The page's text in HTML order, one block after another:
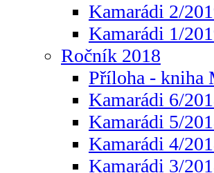
Kamarádi 2/
Kamarádi 1/
Ročník 2018
Příloha - kniha
Kamarádi 6/
Kamarádi 5/
Kamarádi 4/
Kamarádi 3/